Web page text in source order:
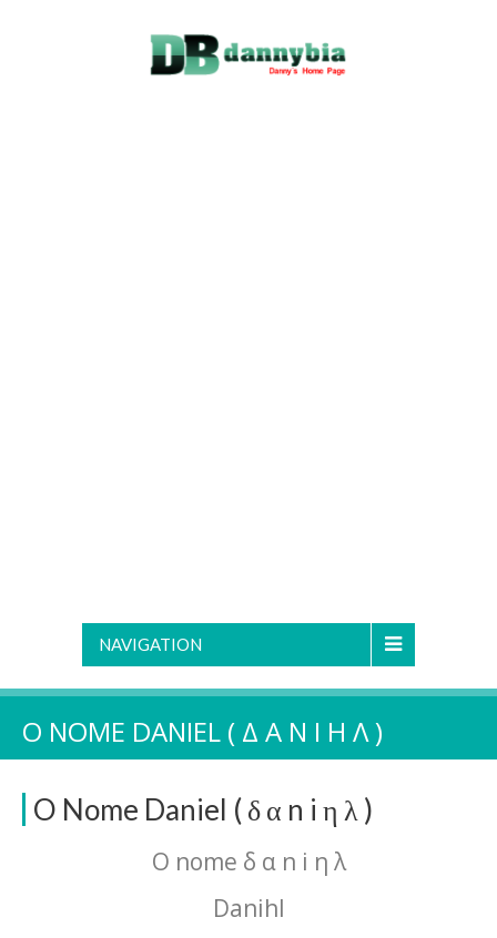
NAVIGATION
O NOME DANIEL ( Δ Α N I Η Λ )
O Nome Daniel ( δ α n i η λ )
O nome δ α n i η λ
Danihl